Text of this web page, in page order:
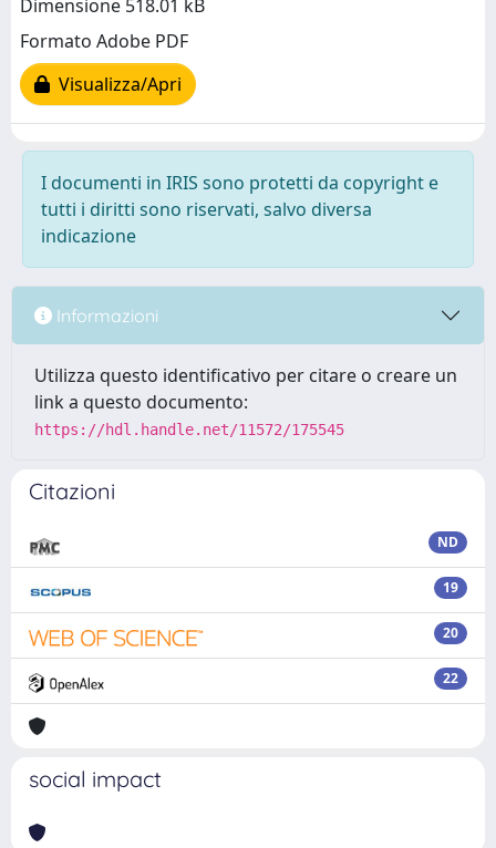
Dimensione 518.01 kB
Formato Adobe PDF
Visualizza/Apri
I documenti in IRIS sono protetti da copyright e
tutti i diritti sono riservati, salvo diversa
indicazione
Informazioni
Utilizza questo identificativo per citare o creare un
link a questo documento:
https://hdl.handle.net/11572/175545
Citazioni
ND
19
20
22
social impact